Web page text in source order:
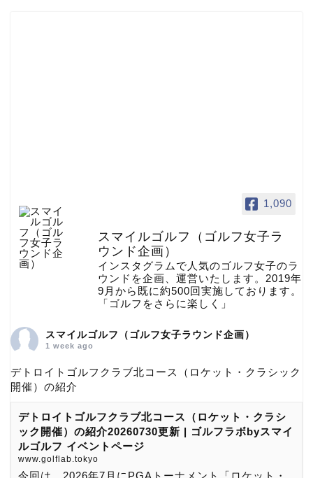
1,090
スマイルゴルフ（ゴルフ女子ラ
ウンド企画）
インスタグラムで人気のゴルフ女子のラ
ウンドを企画、運営いたします。2019年
9月から既に約500回実施しております。
「ゴルフをさらに楽しく」
スマイルゴルフ（ゴルフ女子ラウンド企画）
1 week ago
デトロイトゴルフクラブ北コース（ロケット・クラシック
開催）の紹介
デトロイトゴルフクラブ北コース（ロケット・クラシ
ック開催）の紹介20260730更新 | ゴルフラボbyスマイ
ルゴルフ イベントページ
www.golflab.tokyo
今回は、2026年7月にPGAトーナメント「ロケット・